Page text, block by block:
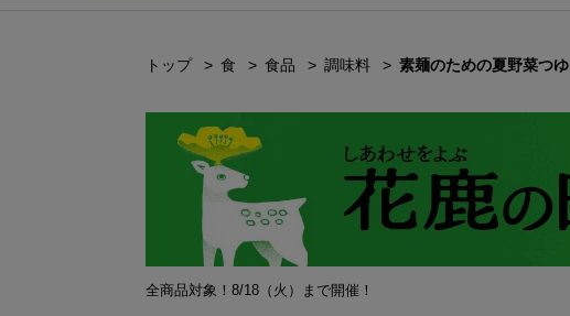
トップ 食 食品 調味料 素麺のための夏野菜つゆ
全商品対象！8/18（火）まで開催！